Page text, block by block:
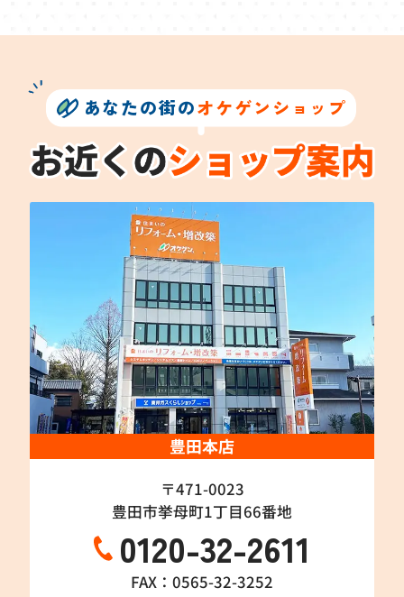
あなたの街のオケゲンショップ
豊田本店
〒471-0023
豊田市挙母町1丁目66番地
0120-32-2611
FAX：0565-32-3252